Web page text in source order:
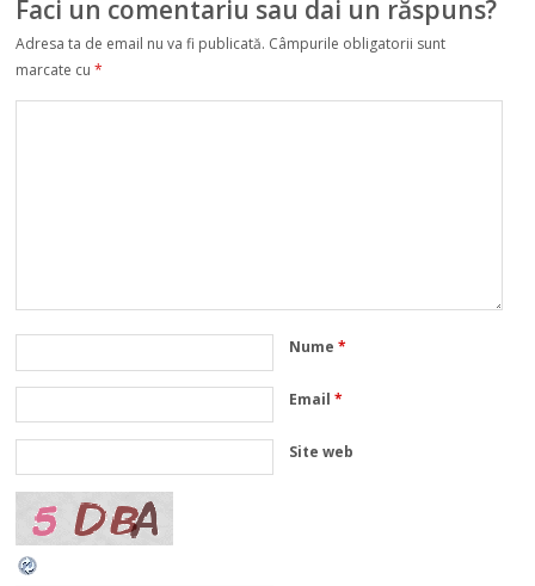
Faci un comentariu sau dai un răspuns?
Adresa ta de email nu va fi publicată. Câmpurile obligatorii sunt
marcate cu*
Nume*
Email*
Site web